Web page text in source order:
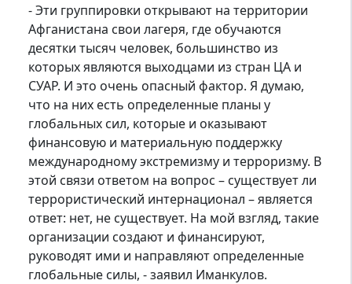
- Эти группировки открывают на территории
Афганистана свои лагеря, где обучаются
десятки тысяч человек, большинство из
которых являются выходцами из стран ЦА и
СУАР. И это очень опасный фактор. Я думаю,
что на них есть определенные планы у
глобальных сил, которые и оказывают
финансовую и материальную поддержку
международному экстремизму и терроризму. В
этой связи ответом на вопрос – существует ли
террористический интернационал – является
ответ: нет, не существует. На мой взгляд, такие
организации создают и финансируют,
руководят ими и направляют определенные
глобальные силы, - заявил Иманкулов.